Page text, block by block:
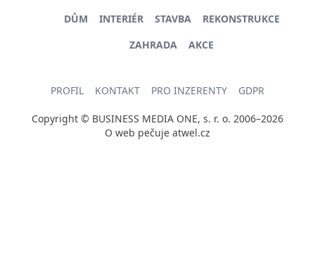
DŮM INTERIÉR STAVBA
REKONSTRUKCE
ZAHRADA
AKCE
PROFIL KONTAKT PRO INZERENTY GDPR
Copyright © BUSINESS MEDIA ONE, s. r. o. 2006–2026